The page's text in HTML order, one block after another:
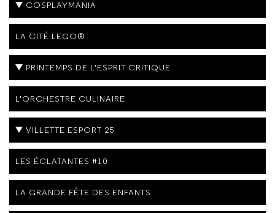
COSPLAYMANIA
LA CITÉ LEGO®
PRINTEMPS DE L'ESPRIT CRITIQUE
L'ORCHESTRE CULINAIRE
VILLETTE ESPORT 25
LES ÉCLATANTES #10
LA GRANDE FÊTE DES ENFANTS